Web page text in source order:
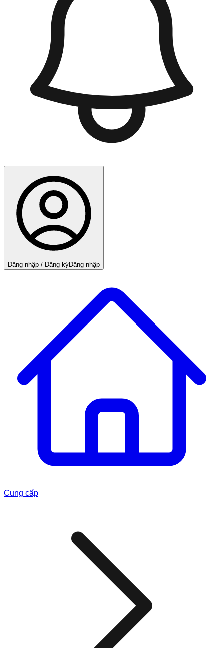
Đăng nhập / Đăng kýĐăng nhập
Cung cấp